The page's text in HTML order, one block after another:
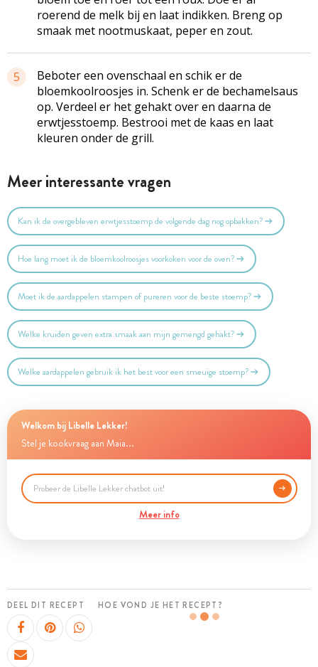
roerend de melk bij en laat indikken. Breng op
smaak met nootmuskaat, peper en zout.
5
Beboter een ovenschaal en schik er de
bloemkoolroosjes in. Schenk er de bechamelsaus
op. Verdeel er het gehakt over en daarna de
erwtjesstoemp. Bestrooi met de kaas en laat
kleuren onder de grill.
Meer interessante vragen
Kan ik de overgebleven erwtjesstoemp de volgende dag nog opbakken?
Hoe lang moet ik de bloemkoolroosjes voorkoken voor de oven?
Moet ik de aardappelen stampen of pureren voor de beste stoemp?
Welke kruiden geven extra smaak aan mijn gemengd gehakt?
Welke aardappelen gebruik ik het best voor een smeuïge stoemp?
Welkom bij Libelle Lekker!
Stel je kookvraag aan Maia...
Meer info
DEEL DIT RECEPT HOE VOND JE HET RECEPT?